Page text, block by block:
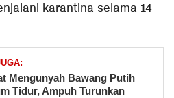
karantina selama 14
Mengunyah Bawang Putih
Tidur, Ampuh Turunkan